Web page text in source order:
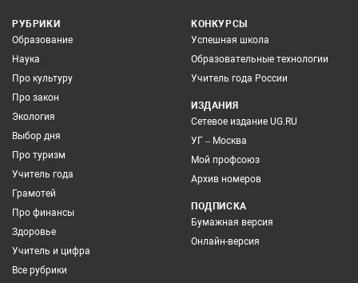
РУБРИКИ
Образование
Наука
Про культуру
Про закон
Экология
Выбор дня
Про туризм
Учитель года
Грамотей
Про финансы
Здоровье
Учитель и цифра
Все рубрики
КОНКУРСЫ
Успешная школа
Образовательные технологии
Учитель года России
ИЗДАНИЯ
Сетевое издание UG.RU
УГ – Москва
Мой профсоюз
Архив номеров
ПОДПИСКА
Бумажная версия
Онлайн-версия